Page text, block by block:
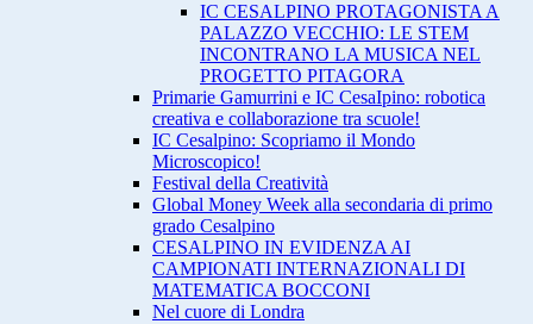
IC CESALPINO PROTAGONISTA A
PALAZZO VECCHIO: LE STEM
INCONTRANO LA MUSICA NEL
PROGETTO PITAGORA
Primarie Gamurrini e IC CesaIpino: robotica
creativa e collaborazione tra scuole!
IC Cesalpino: Scopriamo il Mondo
Microscopico!
Festival della Creatività
Global Money Week alla secondaria di primo
grado Cesalpino
CESALPINO IN EVIDENZA AI
CAMPIONATI INTERNAZIONALI DI
MATEMATICA BOCCONI
Nel cuore di Londra